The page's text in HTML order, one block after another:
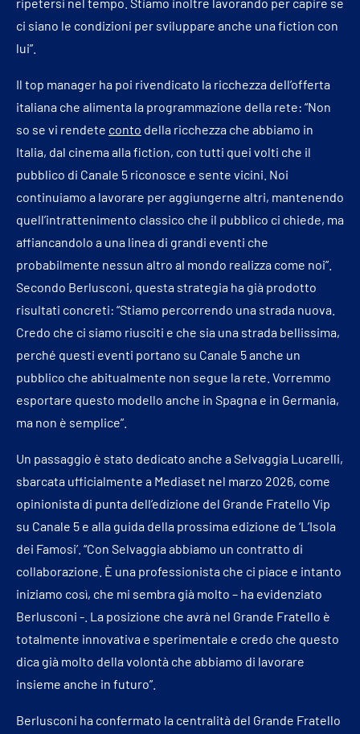
ci siano le condizioni per sviluppare anche una fiction con
lui”.
Il top manager ha poi rivendicato la ricchezza dell’offerta
italiana che alimenta la programmazione della rete: “Non
so se vi rendete conto della ricchezza che abbiamo in
Italia, dal cinema alla fiction, con tutti quei volti che il
pubblico di Canale 5 riconosce e sente vicini. Noi
continuiamo a lavorare per aggiungerne altri, mantenendo
quell’intrattenimento classico che il pubblico ci chiede, ma
affiancandolo a una linea di grandi eventi che
probabilmente nessun altro al mondo realizza come noi”.
Secondo Berlusconi, questa strategia ha già prodotto
risultati concreti: “Stiamo percorrendo una strada nuova.
Credo che ci siamo riusciti e che sia una strada bellissima,
perché questi eventi portano su Canale 5 anche un
pubblico che abitualmente non segue la rete. Vorremmo
esportare questo modello anche in Spagna e in Germania,
ma non è semplice”.
Un passaggio è stato dedicato anche a Selvaggia Lucarelli,
sbarcata ufficialmente a Mediaset nel marzo 2026, come
opinionista di punta dell’edizione del Grande Fratello Vip
su Canale 5 e alla guida della prossima edizione de ‘L’Isola
dei Famosi’. “Con Selvaggia abbiamo un contratto di
collaborazione. È una professionista che ci piace e intanto
iniziamo così, che mi sembra già molto – ha evidenziato
Berlusconi -. La posizione che avrà nel Grande Fratello è
totalmente innovativa e sperimentale e credo che questo
dica già molto della volontà che abbiamo di lavorare
insieme anche in futuro”.
Berlusconi ha confermato la centralità del Grande Fratello